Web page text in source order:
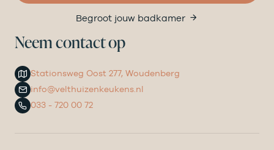
Begroot jouw badkamer
Neem contact op
Stationsweg Oost 277, Woudenberg
info@velthuizenkeukens.nl
033 - 720 00 72